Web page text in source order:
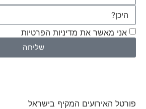
אני מאשר את מדיניות הפרטיות
שליחה
פורטל האירועים המקיף בישראל